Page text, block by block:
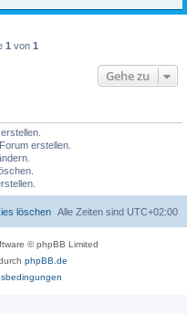
1 von 1
Gehe zu
erstellen.
Alle Zeiten sind UTC+02:00
löschen
© phpBB Limited
phpBB.de